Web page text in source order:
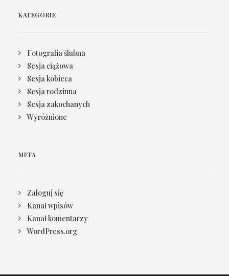
KATEGORIE
Fotografia ślubna
Sesja ciążowa
Sesja kobieca
Sesja rodzinna
Sesja zakochanych
Wyróżnione
META
Zaloguj się
Kanał wpisów
Kanał komentarzy
WordPress.org